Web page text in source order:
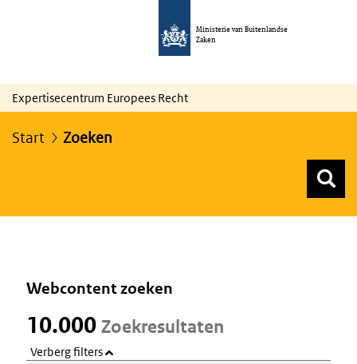
Ministerie van Buitenlandse
Zaken
Expertisecentrum Europees Recht
Start Zoeken
Webcontent zoeken
10.000 Zoekresultaten
Verberg filters